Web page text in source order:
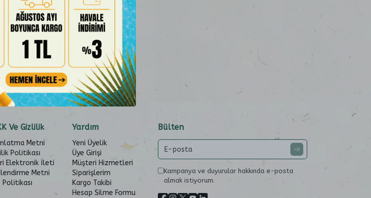
Ve Gizlilik
Metni
Politikası
Elektronik İleti
Metni
Politikası
Yardım
Yeni Üyelik
Üye Girişi
Müşteri Hizmetleri
Siparişlerim
Kargo Takibi
Hesap Silme Formu
Bülten
Kampanya ve duyurular hakkında e-posta
almak istiyorum.